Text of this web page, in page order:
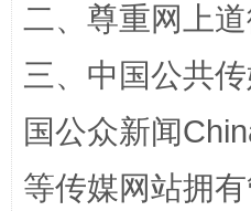
二、尊重网上
三、中国公共
国公众新闻
等传媒网站拥